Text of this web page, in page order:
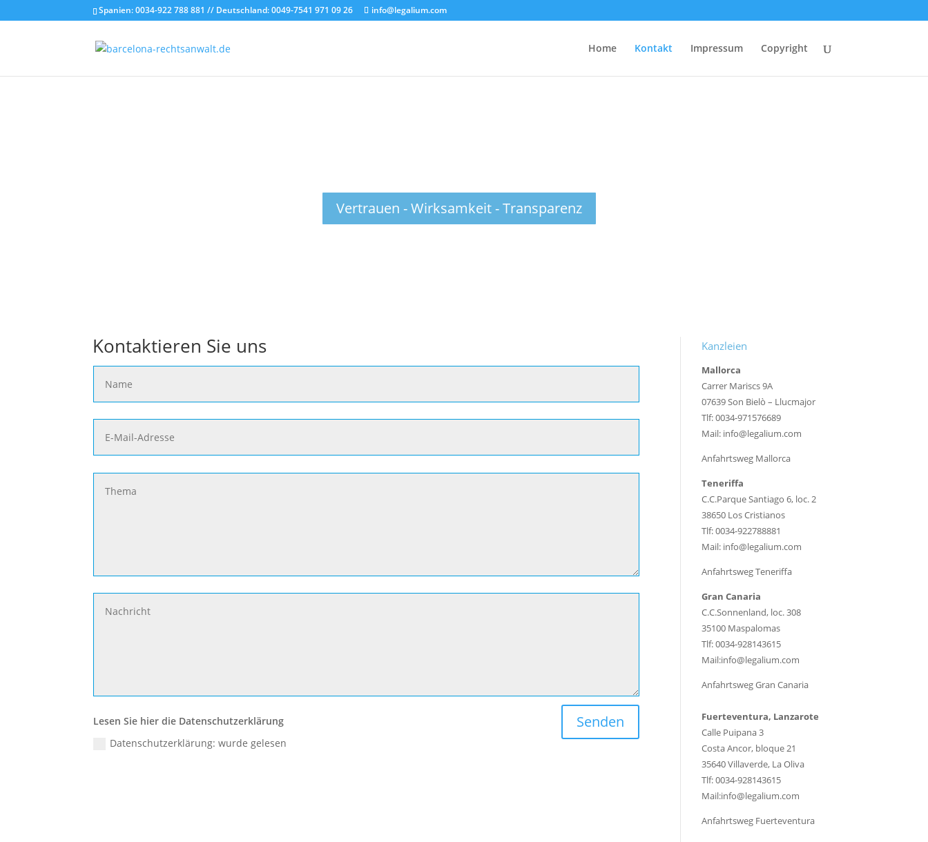
Spanien: 0034-922 788 881 // Deutschland: 0049-7541 971 09 26 info@legalium.com
Home Kontakt Impressum Copyright
Vertrauen - Wirksamkeit - Transparenz
Kontaktieren Sie uns
Lesen Sie hier die Datenschutzerklärung
Datenschutzerklärung: wurde gelesen
Senden
Kanzleien
Mallorca
Carrer Mariscs 9A
07639 Son Bielò – Llucmajor
Tlf: 0034-971576689
Mail: info@legalium.com
Anfahrtsweg Mallorca
Teneriffa
C.C.Parque Santiago 6, loc. 2
38650 Los Cristianos
Tlf: 0034-922788881
Mail: info@legalium.com
Anfahrtsweg Teneriffa
Gran Canaria
C.C.Sonnenland, loc. 308
35100 Maspalomas
Tlf: 0034-928143615
Mail:info@legalium.com
Anfahrtsweg Gran Canaria
Fuerteventura, Lanzarote
Calle Puipana 3
Costa Ancor, bloque 21
35640 Villaverde, La Oliva
Tlf: 0034-928143615
Mail:info@legalium.com
Anfahrtsweg Fuerteventura